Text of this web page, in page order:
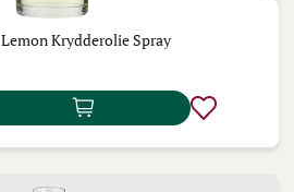
Lemon Krydderolie Spray